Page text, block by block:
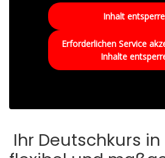
Inhalt
Erforderlichen Service
Inhalte
Ihr Deutschkurs in